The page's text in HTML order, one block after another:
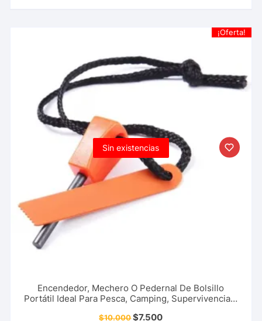
Sin existencias
¡Oferta!
Encendedor, Mechero O Pedernal De Bolsillo
Portátil Ideal Para Pesca, Camping, Supervivencia y
$10.000$7.500